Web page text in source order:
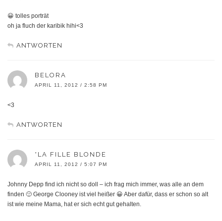
😀 tolles porträt
oh ja fluch der karibik hihi<3
ANTWORTEN
BELORA
APRIL 11, 2012 / 2:58 PM
<3
ANTWORTEN
*LA FILLE BLONDE
APRIL 11, 2012 / 5:07 PM
Johnny Depp find ich nicht so doll – ich frag mich immer, was alle an dem
finden 🙂 George Clooney ist viel heißer 😀 Aber dafür, dass er schon so alt
ist wie meine Mama, hat er sich echt gut gehalten.